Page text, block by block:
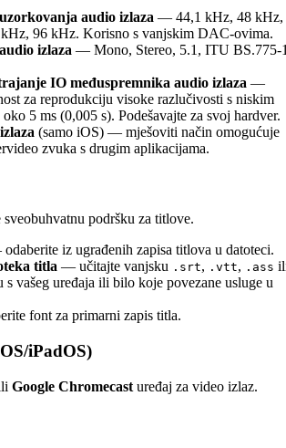
audio izlaza — 44,1 kHz, 48 kHz,
96 kHz. Korisno s vanjskim DAC-ovima.
izlaza — Mono, Stereo, 5.1, ITU BS.775-
IO međuspremnika audio izlaza —
za reprodukciju visoke razlučivosti s niskim
5 ms (0,005 s). Podešavajte za svoj hardver.
(samo iOS) — mješoviti način omogućuje
zvuka s drugim aplikacijama.
podršku za titlove.
iz ugrađenih zapisa titlova u datoteci.
titla — učitajte vanjsku .srt, .vtt, .ass
s vašeg uređaja ili bilo koje povezane usluge u
font za primarni zapis titla.
iPadOS)
Google Chromecast uređaj za video izlaz.